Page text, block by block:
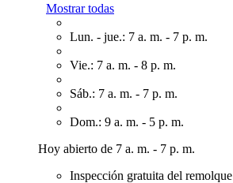
Mostrar todas
Lun. - jue.: 7 a. m. - 7 p. m.
Vie.: 7 a. m. - 8 p. m.
Sáb.: 7 a. m. - 7 p. m.
Dom.: 9 a. m. - 5 p. m.
Hoy abierto de 7 a. m. - 7 p. m.
Inspección gratuita del remolque